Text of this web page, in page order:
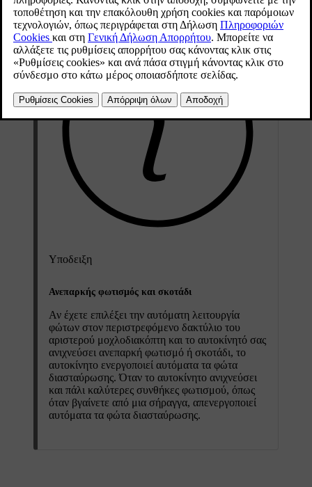
Υποδειξη
Ανεπαρκής φωτισμός και σκοτάδι
Αν έχετε επιλέξει την αυτόματη λειτουργία
φώτων στον περιστρεφόμενο δακτύλιο του
αριστερού μοχλοδιακόπτη και το αυτοκίνητό σας
ανιχνεύσει ανεπαρκή φωτισμό ή σκοτάδι, το
αυτοκίνητο ενεργοποιεί αυτόματα τα φώτα
διασταύρωσης. Όταν το αυτοκίνητο ανιχνεύσει
και πάλι καλύτερες συνθήκες φωτισμού, όπως
όταν βγαίνετε από μια σήραγγα, απενεργοποιεί
αυτόματα τα φώτα διασταύρωσης.